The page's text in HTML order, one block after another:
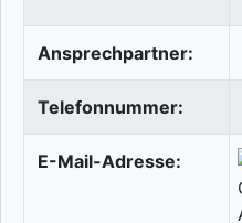
Ansprechpartner:
Telefonnummer:
E-Mail-Adresse: